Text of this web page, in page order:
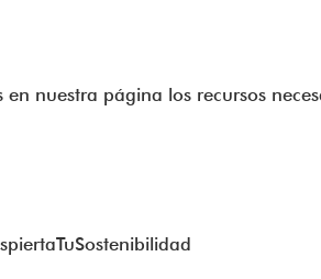
nuestra página los recursos